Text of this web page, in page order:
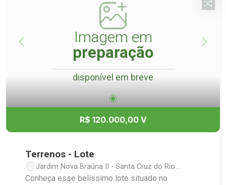
Imagem em
preparação
disponível em breve
R$ 120.000,00 V
Terrenos - Lote
Jardim Nova Braúna II - Santa Cruz do Rio
Pardo/SP
Conheça esse belíssimo lote situado no